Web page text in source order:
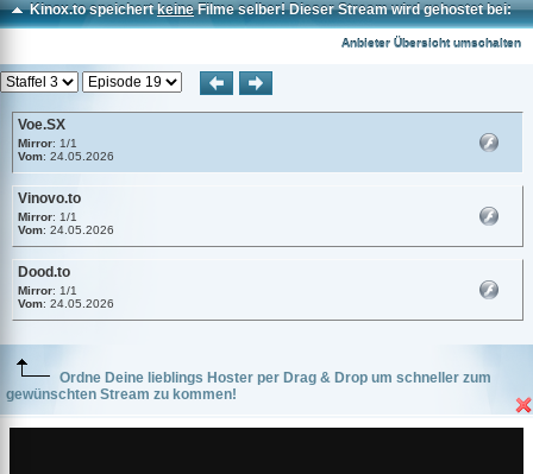
Kinox.to speichertkeineFilme selber! Dieser Stream wird gehostet bei:
Anbieter Übersicht umschalten
Voe.SX
Mirror: 1/1
Vom: 24.05.2026
Vinovo.to
Mirror: 1/1
Vom: 24.05.2026
Dood.to
Mirror: 1/1
Vom: 24.05.2026
Ordne Deine lieblings Hoster per Drag & Drop um schneller zum
gewünschten Stream zu kommen!